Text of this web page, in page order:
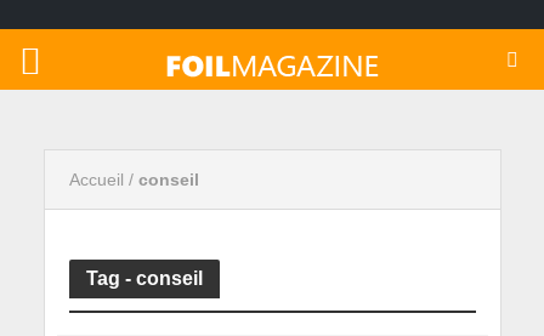
Accueil / conseil
Tag - conseil